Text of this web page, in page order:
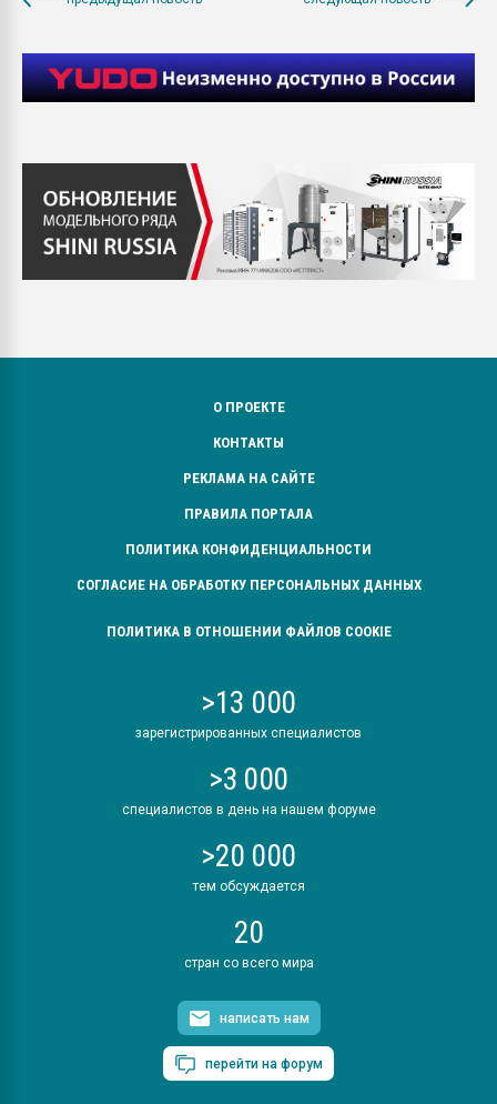
О ПРОЕКТЕ
КОНТАКТЫ
РЕКЛАМА НА САЙТЕ
ПРАВИЛА ПОРТАЛА
ПОЛИТИКА КОНФИДЕНЦИАЛЬНОСТИ
СОГЛАСИЕ НА ОБРАБОТКУ ПЕРСОНАЛЬНЫХ ДАННЫХ
ПОЛИТИКА В ОТНОШЕНИИ ФАЙЛОВ COOKIE
>13 000
зарегистрированных специалистов
>3 000
специалистов в день на нашем форуме
>20 000
тем обсуждается
20
стран со всего мира
написать нам
перейти на форум